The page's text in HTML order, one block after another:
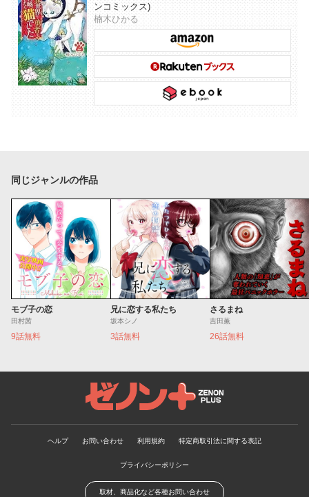
ンコミックス)
楠木ひかる
同じジャンルの作品
モブ子の恋
田村茜
9話無料
兄に恋する私たち
坂本シノ
3話無料
さるまね
吉田薫
26話無料
ゼノンプラス
ヘルプ お問い合わせ 利用規約 特定商取引法に関する表記
プライバシーポリシー
取材、商品化など各種お問い合わせ